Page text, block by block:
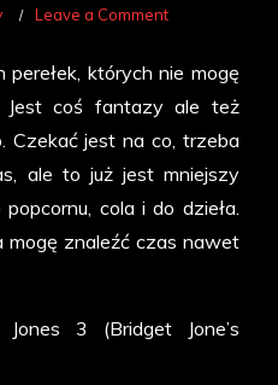
Leave a Commenton
na
które
czekam
perełek, których nie mogę
Jest coś fantazy ale też
Czekać jest na co, trzeba
ale to już jest mniejszy
cola i do dzieła.
znaleźć czas nawet
Jones 3 (Bridget Jone’s